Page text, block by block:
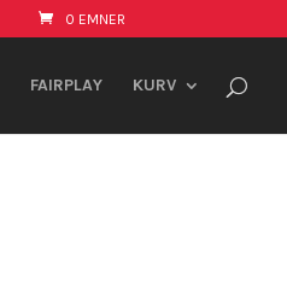
0 EMNER
FAIRPLAY KURV